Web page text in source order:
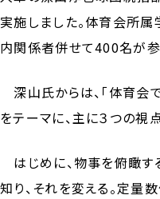
実施しました。体育会所
内関係者併せて400名が参
深山氏からは、「体育会
をテーマに、主に３つの視
はじめに、物事を俯瞰す
知り、それを変える。定量